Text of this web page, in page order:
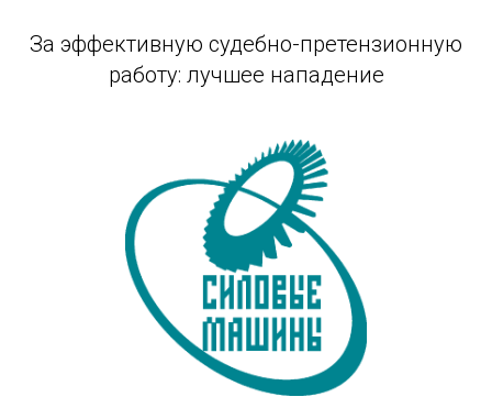
За эффективную судебно-претензионную
работу: лучшее нападение